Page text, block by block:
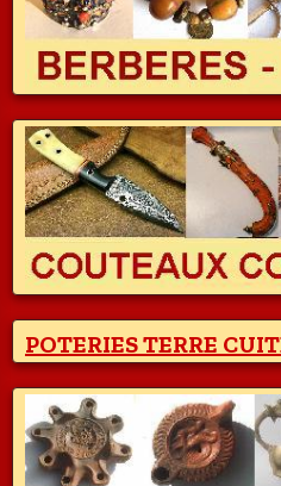
POTERIES TERRE